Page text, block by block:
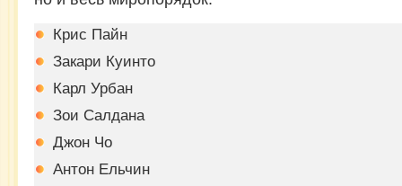
Крис Пайн
Закари Куинто
Карл Урбан
Зои Салдана
Джон Чо
Антон Ельчин